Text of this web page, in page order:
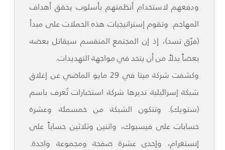
ودفعهم لاستخدام أنظمتهم بأسلوب يحقق أهداف
المهاجم. وتقوم إستراتيجيات هذه الحملات على مبدأ
(فرّق تسد)، إذ إن المجتمع المنقسم سيقاتل بعضه
بعضاً بدلاً من أن يتحد في مواجهة التهديدات.
وكشفت شركة ميتا في 29 مايو الماضي عن إغلاق
شبكة إسرائيلية تديرها شركة استخبارات تُعرف باسم
(ستويك). وتتكون الشبكة من خمسمئة وعشرة
حسابات على فيسبوك، واثنين وثلاثين حساباً على
إنستغرام، وإحدى عشرة صفحة ومجموعة واحدة.